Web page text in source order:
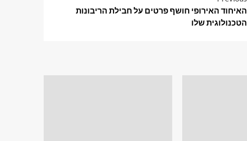
האיחוד האירופי חושף פרטים על חבילת הריבונות
הטכנולוגית שלו